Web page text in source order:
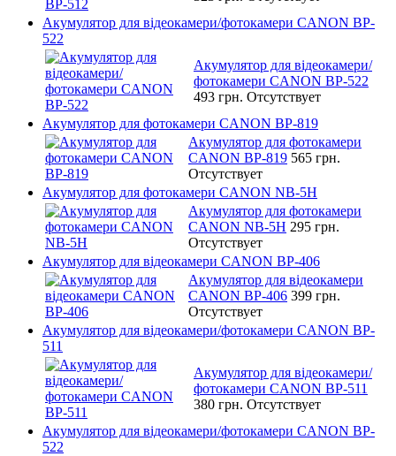
Акумулятор для відеокамери/фотокамери CANON BP-
522
Акумулятор для відеокамери/
фотокамери CANON BP-522
493 грн. Отсутствует
Акумулятор для фотокамери CANON BP-819
Акумулятор для фотокамери
CANON BP-819 565 грн.
Отсутствует
Акумулятор для фотокамери CANON NB-5H
Акумулятор для фотокамери
CANON NB-5H 295 грн.
Отсутствует
Акумулятор для відеокамери CANON BP-406
Акумулятор для відеокамери
CANON BP-406 399 грн.
Отсутствует
Акумулятор для відеокамери/фотокамери CANON BP-
511
Акумулятор для відеокамери/
фотокамери CANON BP-511
380 грн. Отсутствует
Акумулятор для відеокамери/фотокамери CANON BP-
522